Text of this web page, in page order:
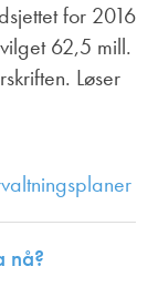
for 2016
62,5 mill.
Løser
nå?